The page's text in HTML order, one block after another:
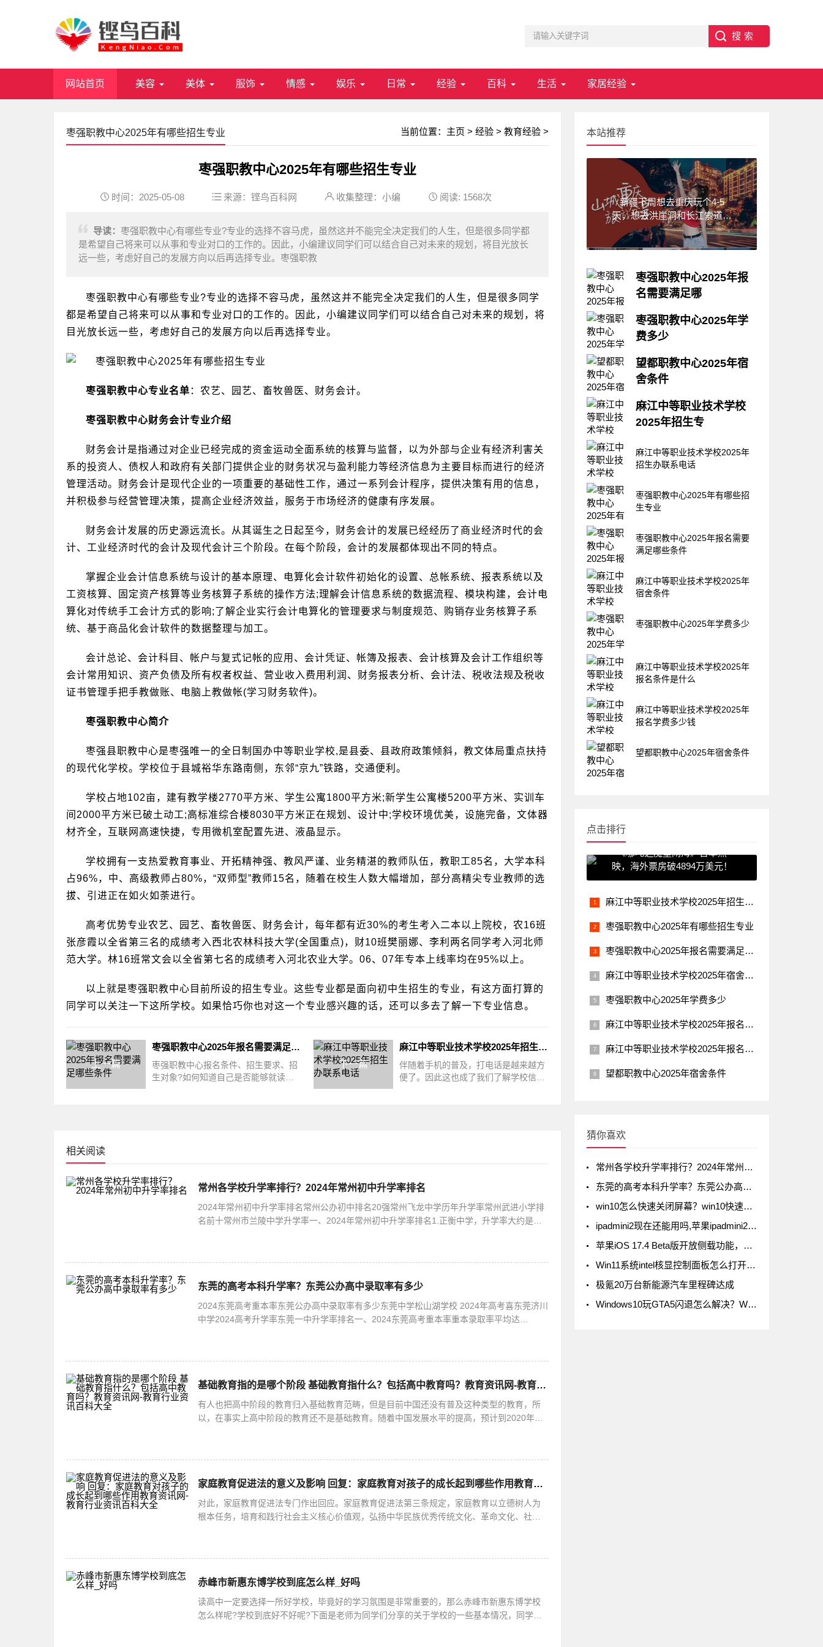
网站首页 美容 美体 服饰 情感 娱乐 日常 经验 百科 生活 家居经验
当前位置： 主页 > 经验 > 教育经验 >
枣强职教中心2025年有哪些招生专业
枣强职教中心2025年有哪些招生专业
时间：2025-05-08 来源： 铿鸟百科网 收集整理：小编 阅读: 1568次
导读： 枣强职教中心有哪些专业?专业的选择不容马虎，虽然这并不能完全决定我们的人生，但是很多同学都
是希望自己将来可以从事和专业对口的工作的。因此，小编建议同学们可以结合自己对未来的规划，将目光放长
远一些，考虑好自己的发展方向以后再选择专业。枣强职教
枣强职教中心有哪些专业?专业的选择不容马虎，虽然这并不能完全决定我们的人生，但是很多同学
都是希望自己将来可以从事和专业对口的工作的。因此，小编建议同学们可以结合自己对未来的规划，将
目光放长远一些，考虑好自己的发展方向以后再选择专业。
枣强职教中心专业名单 ：农艺、园艺、畜牧兽医、财务会计。
枣强职教中心财务会计专业介绍
财务会计是指通过对企业已经完成的资金运动全面系统的核算与监督，以为外部与企业有经济利害关
系的投资人、债权人和政府有关部门提供企业的财务状况与盈利能力等经济信息为主要目标而进行的经济
管理活动。财务会计是现代企业的一项重要的基础性工作，通过一系列会计程序，提供决策有用的信息，
并积极参与经营管理决策，提高企业经济效益，服务于市场经济的健康有序发展。
财务会计发展的历史源远流长。从其诞生之日起至今，财务会计的发展已经经历了商业经济时代的会
计、工业经济时代的会计及现代会计三个阶段。在每个阶段，会计的发展都体现出不同的特点。
掌握企业会计信息系统与设计的基本原理、电算化会计软件初始化的设置、总帐系统、报表系统以及
工资核算、固定资产核算等业务核算子系统的操作方法;理解会计信息系统的数据流程、模块构建，会计电
算化对传统手工会计方式的影响;了解企业实行会计电算化的管理要求与制度规范、购销存业务核算子系
统、基于商品化会计软件的数据整理与加工。
会计总论、会计科目、帐户与复式记帐的应用、会计凭证、帐簿及报表、会计核算及会计工作组织等
会计常用知识、资产负债及所有权者权益、营业收入费用利润、财务报表分析、会计法、税收法规及税收
证书管理手把手教做账、电脑上教做帐(学习财务软件)。
枣强职教中心简介
枣强县职教中心是枣强唯一的全日制国办中等职业学校,是县委、县政府政策倾斜，教文体局重点扶持
的现代化学校。学校位于县城裕华东路南侧，东邻“京九”铁路，交通便利。
学校占地102亩，建有教学楼2770平方米、学生公寓1800平方米;新学生公寓楼5200平方米、实训车
间2000平方米已破土动工;高标准综合楼8030平方米正在规划、设计中;学校环境优美，设施完备，文体器
材齐全，互联网高速快捷，专用微机室配置先进、液晶显示。
学校拥有一支热爱教育事业、开拓精神强、教风严谨、业务精湛的教师队伍，教职工85名，大学本科
占96%，中、高级教师占80%，“双师型”教师15名，随着在校生人数大幅增加，部分高精尖专业教师的选
拔、引进正在如火如荼进行。
高考优势专业农艺、园艺、畜牧兽医、财务会计，每年都有近30%的考生考入二本以上院校，农16班
张彦霞以全省第三名的成绩考入西北农林科技大学(全国重点)，财10班樊丽娜、李利两名同学考入河北师
范大学。林16班常文会以全省第七名的成绩考入河北农业大学。06、07年专本上线率均在95%以上。
以上就是枣强职教中心目前所设的招生专业。这些专业都是面向初中生招生的专业，有这方面打算的
同学可以关注一下这所学校。如果恰巧你也对这一个专业感兴趣的话，还可以多去了解一下专业信息。
上一篇
枣强职教中心2025年报名需要满足哪些条件
枣强职教中心报名条件、招生要求、招
生对象?如何知道自己是否能够就读到
下一篇
麻江中等职业技术学校2025年招生办联系电话
伴随着手机的普及，打电话是越来越方
便了。因此这也成了我们了解学校信息
相关阅读
常州各学校升学率排行？2024年常州初中升学率排名
2024年常州初中升学率排名常州公办初中排名20强常州飞龙中学历年升学率常州武进小学排
名前十常州市兰陵中学升学率一、2024年常州初中升学率排名1.正衡中学，升学率大约是
东莞的高考本科升学率？东莞公办高中录取率有多少
2024东莞高考重本率东莞公办高中录取率有多少东莞中学松山湖学校 2024年高考喜东莞济川
中学2024高考升学率东莞一中升学率排名一、2024东莞高考重本率重本录取率平均达
基础教育指的是哪个阶段 基础教育指什么？包括高中教育吗？教育资讯网-教育行业资讯百科大全
有人也把高中阶段的教育归入基础教育范畴，但是目前中国还没有普及这种类型的教育，所
以，在事实上高中阶段的教育还不是基础教育。随着中国发展水平的提高，预计到2020年，
家庭教育促进法的意义及影响 回复：家庭教育对孩子的成长起到哪些作用教育资讯网-教育行业资讯百科大全
对此，家庭教育促进法专门作出回应。家庭教育促进法第三条规定，家庭教育以立德树人为
根本任务，培育和践行社会主义核心价值观，弘扬中华民族优秀传统文化、革命文化、社会
赤峰市新惠东博学校到底怎么样_好吗
读高中一定要选择一所好学校，毕竟好的学习氛围是非常重要的，那么赤峰市新惠东博学校
怎么样呢?学校到底好不好呢?下面是老师为同学们分享的关于学校的一些基本情况，同学们
本站推荐
新疆下周想去重庆玩个4-5
天，想去洪崖洞和长江索道，
武隆天坑,求一份重庆旅游攻
略！费用不要太高?
枣强职教中心2025年报
名需要满足哪
枣强职教中心报名条件、招生要
求、招生对象?如何知道自己是
否能够就读到心仪的学校，最重
校对分数要求不高，所以只要面
试合格基本都可以录取，不过学
校也有自己的录取和招生要求，
大家要详细的参考这些信息，看
看自己是否能够顺
枣强职教中心2025年学
费多少
枣强职教中心学费、收费多少?
同学们在了解学校信息时一定会
涉及到学校学费信息，学校的收
因素之一，不同的中专学校，收
费是不同的，所以同学们在了解
学校时，一定要具体去了解学校
绍枣强职教中心的
望都职教中心2025年宿
舍条件
在选择学校的各项指标当中，大
家比较关注的就是宿舍条件了情
况，毕竟在几年的学习生活当
中度过，大家日常的饮食也都会
选择学校食堂，所以宿舍的好
坏，直接关系到同学们日常的学
了望都职教中心的宿舍
麻江中等职业技术学校
2025年招生专
同，同学们在了解学校时，要重
点了解学校的专业情况，看学校
是有你喜欢的专业，大家再继续
了解学校信息，接下来小编为大
家整理了麻江中等职业技术学校
考。麻江中等职业
麻江中等职业技术学校2025年
招生办联系电话
枣强职教中心2025年有哪些招
生专业
枣强职教中心2025年报名需要
满足哪些条件
麻江中等职业技术学校2025年
宿舍条件
枣强职教中心2025年学费多少
麻江中等职业技术学校2025年
报名条件是什么
麻江中等职业技术学校2025年
报名学费多少钱
望都职教中心2025年宿舍条件
点击排行
《哪吒之魔童闹海》日本热
映，海外票房破4894万美元！
麻江中等职业技术学校2025年招生办联系电话
枣强职教中心2025年有哪些招生专业
枣强职教中心2025年报名需要满足哪些条件
麻江中等职业技术学校2025年宿舍条件
枣强职教中心2025年学费多少
麻江中等职业技术学校2025年报名条件是什么
麻江中等职业技术学校2025年报名学费多少钱
望都职教中心2025年宿舍条件
猜你喜欢
常州各学校升学率排行？2024年常州初中升学率排名
东莞的高考本科升学率？东莞公办高中录取率有多少
win10怎么快速关闭屏幕？win10快速关闭屏幕方法
ipadmini2现在还能用吗,苹果ipadmini2现在还能用吗
苹果iOS 17.4 Beta版开放侧载功能，但iPad不在列
Win11系统intel核显控制面板怎么打开-打开intel核显控制面板的方法
极氪20万台新能源汽车里程碑达成
Windows10玩GTA5闪退怎么解决？Windows10玩GTA5闪退解决方法